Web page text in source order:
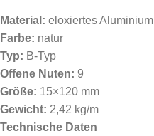
Material: eloxiertes Aluminium
Farbe: natur
Typ: B-Typ
Offene Nuten: 9
Größe: 15×120 mm
Gewicht: 2,42 kg/m
Technische Daten